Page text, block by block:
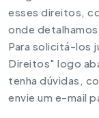
esses direitos,
onde
Para solicitá-los
Direitos" logo
tenha dúvidas,
envie um e-mail